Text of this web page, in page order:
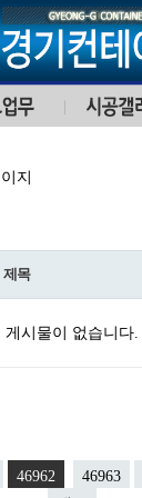
지
제목
게시물이 없습니다.
46962 46963